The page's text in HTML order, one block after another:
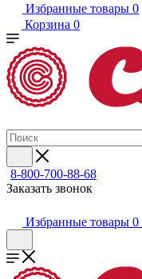
Избранные товары 0
Корзина 0
8-800-700-88-68
Заказать звонок
Избранные товары 0